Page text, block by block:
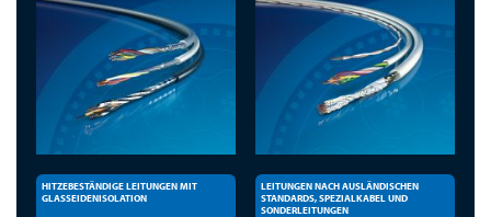
HITZEBESTÄNDIGE LEITUNGEN MIT
GLASSEIDENISOLATION
LEITUNGEN NACH AUSLÄNDISCHEN
STANDARDS, SPEZIALKABEL UND
SONDERLEITUNGEN